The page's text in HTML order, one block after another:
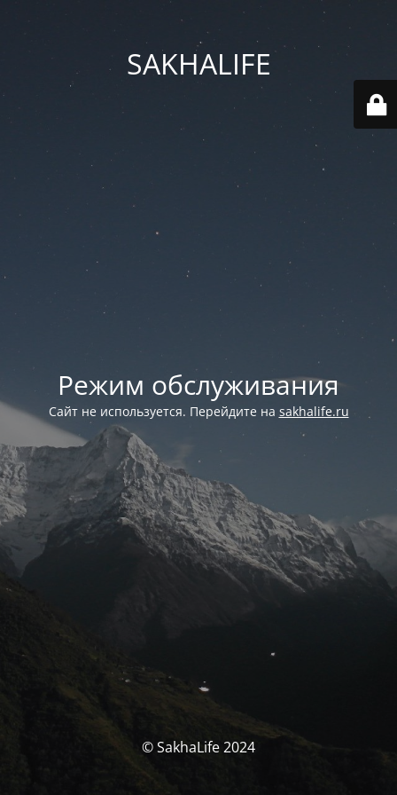
SAKHALIFE
Режим обслуживания
Сайт не используется. Перейдите на sakhalife.ru
© SakhaLife 2024